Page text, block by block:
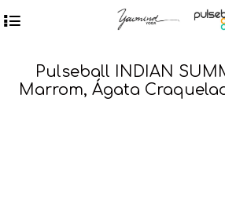
4
Pulseball INDIAN
Marrom, Ágata